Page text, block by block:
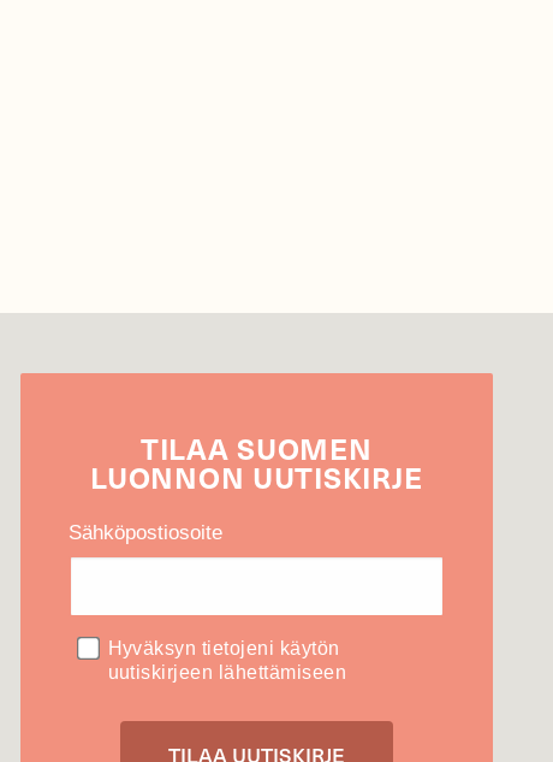
TILAASUOMEN
LUONNON UUTIS­KIRJE
Sähköpostiosoite
Hyväksyn tietojeni käytön
uutiskirjeen lähettämiseen